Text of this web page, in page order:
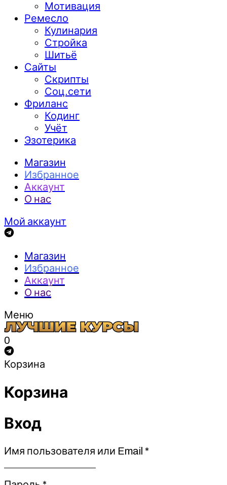
Мотивация
Ремесло
Кулинария
Стройка
Шитьё
Сайты
Скрипты
Соц.сети
Фриланс
Кодинг
Учёт
Эзотерика
Магазин
Избранное
Аккаунт
О нас
Мой аккаунт
Магазин
Избранное
Аккаунт
О нас
Меню
0
Корзина
Корзина
Вход
Имя пользователя или Email *Обязательно